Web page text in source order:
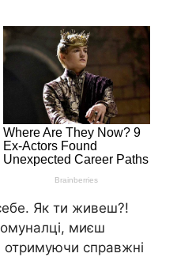
Як ти живеш?!
миєш
отримуючи справжні